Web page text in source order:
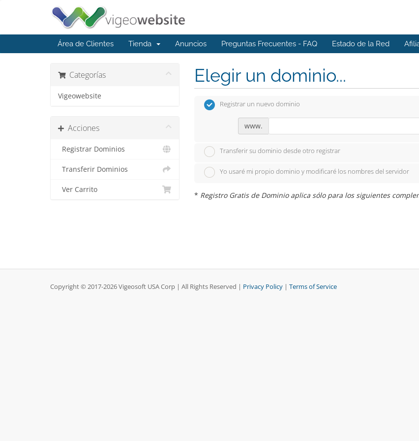
Área de Clientes Tienda Anuncios Preguntas Frecuentes - FAQ Estado de la Red
Categorías
Vigeowebsite
Acciones
Registrar Dominios
Transferir Dominios
Ver Carrito
Elegir un dominio...
Registrar un nuevo dominio
www.
Transferir su dominio desde otro registrar
Yo usaré mi propio dominio y modificaré los nombres del servidor
* Registro Gratis de Dominio aplica sólo para los siguientes
Copyright © 2017-2026 Vigeosoft USA Corp | All Rights Reserved | Privacy Policy | Terms of Service